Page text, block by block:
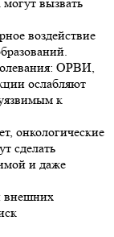
воздействие
ОРВИ,
ослабляют
к
онкологические
сделать
и даже
внешних